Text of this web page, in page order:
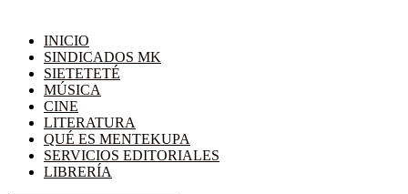
INICIO
SINDICADOS MK
SIETETETÉ
MÚSICA
CINE
LITERATURA
QUÉ ES MENTEKUPA
SERVICIOS EDITORIALES
LIBRERÍA